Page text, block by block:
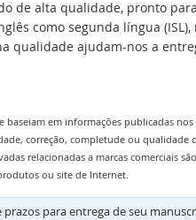
de alta qualidade, pronto
como segunda língua (ISL),
qualidade ajudam-nos a
baseiam em informações publicadas
correção, completude ou qualidade
relacionadas a marcas comerciais
ou site de Internet.
para entrega de seu